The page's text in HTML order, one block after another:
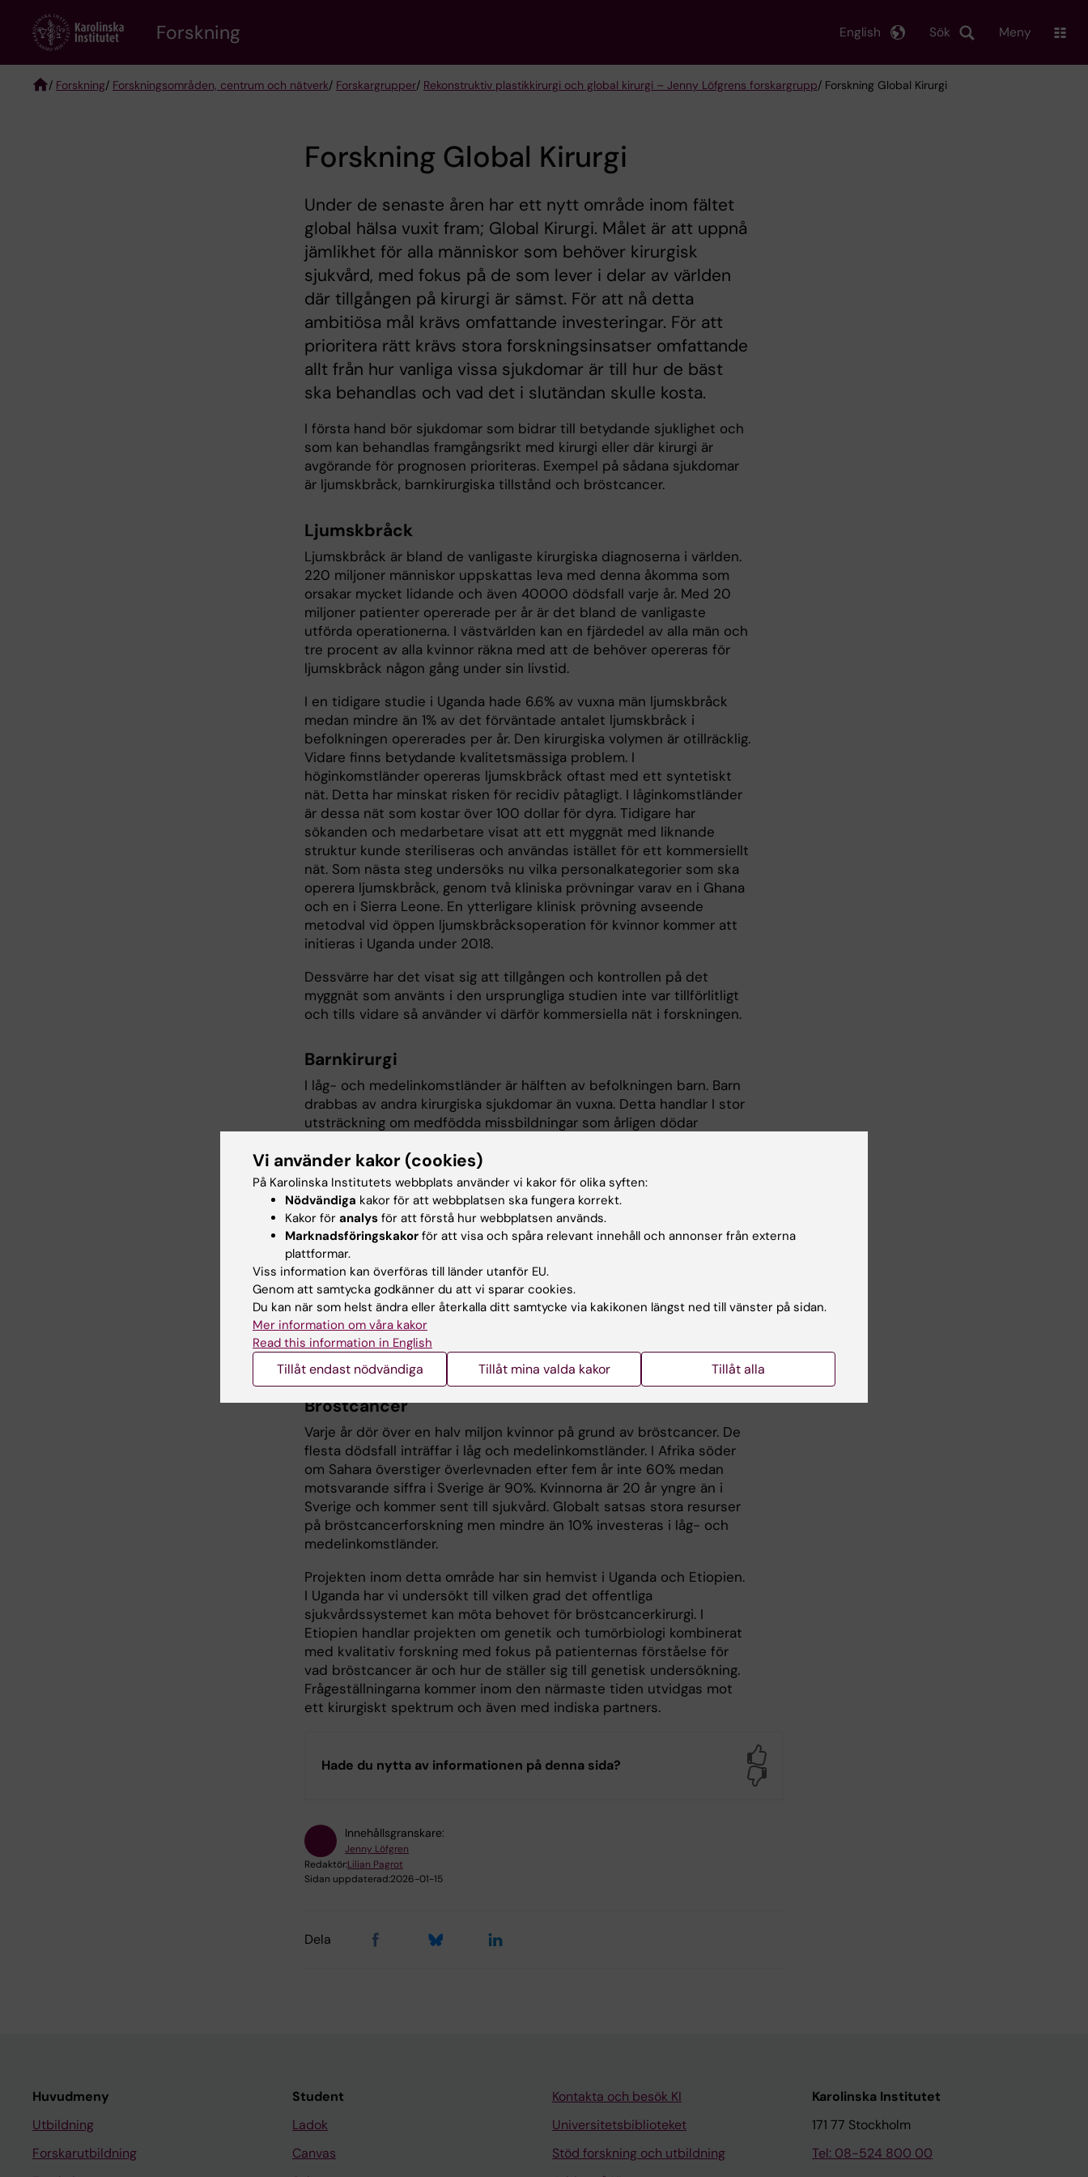
content
Forskning Sök
English Meny
/ Forskning/ Forskningsområden, centrum och nätverk/ Forskargrupper/ Rekonstruktiv plastikkirurgi och global kirurgi – Jenny Löfgrens forskargrupp/ Forskning Global Kirurgi
Forskning Global Kirurgi
Under de senaste åren har ett nytt område inom fältet
global hälsa vuxit fram; Global Kirurgi. Målet är att uppnå
jämlikhet för alla människor som behöver kirurgisk
sjukvård, med fokus på de som lever i delar av världen
där tillgången på kirurgi är sämst. För att nå detta
ambitiösa mål krävs omfattande investeringar. För att
prioritera rätt krävs stora forskningsinsatser omfattande
allt från hur vanliga vissa sjukdomar är till hur de bäst
ska behandlas och vad det i slutändan skulle kosta.
I första hand bör sjukdomar som bidrar till betydande sjuklighet och
som kan behandlas framgångsrikt med kirurgi eller där kirurgi är
avgörande för prognosen prioriteras. Exempel på sådana sjukdomar
är ljumskbråck, barnkirurgiska tillstånd och bröstcancer.
Ljumskbråck
Ljumskbråck är bland de vanligaste kirurgiska diagnoserna i världen.
220 miljoner människor uppskattas leva med denna åkomma som
orsakar mycket lidande och även 40000 dödsfall varje år. Med 20
miljoner patienter opererade per år är det bland de vanligaste
utförda operationerna. I västvärlden kan en fjärdedel av alla män och
tre procent av alla kvinnor räkna med att de behöver opereras för
ljumskbråck någon gång under sin livstid.
I en tidigare studie i Uganda hade 6.6% av vuxna män ljumskbråck
medan mindre än 1% av det förväntade antalet ljumskbråck i
befolkningen opererades per år. Den kirurgiska volymen är otillräcklig.
Vidare finns betydande kvalitetsmässiga problem. I
höginkomstländer opereras ljumskbråck oftast med ett syntetiskt
nät. Detta har minskat risken för recidiv påtagligt. I låginkomstländer
är dessa nät som kostar över 100 dollar för dyra. Tidigare har
sökanden och medarbetare visat att ett myggnät med liknande
struktur kunde steriliseras och användas istället för ett kommersiellt
nät. Som nästa steg undersöks nu vilka personalkategorier som ska
operera ljumskbråck, genom två kliniska prövningar varav en i Ghana
och en i Sierra Leone. En ytterligare klinisk prövning avseende
metodval vid öppen ljumskbråcksoperation för kvinnor kommer att
initieras i Uganda under 2018.
Dessvärre har det visat sig att tillgången och kontrollen på det
myggnät som använts i den ursprungliga studien inte var tillförlitligt
och tills vidare så använder vi därför kommersiella nät i forskningen.
Barnkirurgi
I låg- och medelinkomstländer är hälften av befolkningen barn. Barn
drabbas av andra kirurgiska sjukdomar än vuxna. Detta handlar I stor
utsträckning om medfödda missbildningar som årligen dödar
barnliv skulle kunna räddas och livslångt lidande skulle kunna
förebyggas genom kirurgi även i länder med begränsade resurser.
Den första doktoranden inom Global Kirurgi vid Karolinska Institutet
Dr Mary Margaret Ajiko, är allmänkirurg med intresse för barnkirurgi.
De barnkirurgiska projekten handlar om epidemiologi i relation till
kirurgisk produktivitet och icke tillgodosett behov för kirurgi bland
barn i en populationsbaserad. Hinder för tillgång till barnkirurgisk
vård undersöks genom en kvalitativ studie. Utfall efter kirurgi hos
barn kommer också undersökas och en eller två selekterade
interventioner för att minska mortalitet och morbiditet efter
barnkirurgi kommer prövas. Projekten genomförs i Uganda.
Bröstcancer
Varje år dör över en halv miljon kvinnor på grund av bröstcancer. De
flesta dödsfall inträffar i låg och medelinkomstländer. I Afrika söder
om Sahara överstiger överlevnaden efter fem år inte 60% medan
motsvarande siffra i Sverige är 90%. Kvinnorna är 20 år yngre än i
Sverige och kommer sent till sjukvård. Globalt satsas stora resurser
på bröstcancerforskning men mindre än 10% investeras i låg- och
medelinkomstländer.
Projekten inom detta område har sin hemvist i Uganda och Etiopien.
I Uganda har vi undersökt till vilken grad det offentliga
sjukvårdssystemet kan möta behovet för bröstcancerkirurgi. I
Etiopien handlar projekten om genetik och tumörbiologi kombinerat
med kvalitativ forskning med fokus på patienternas förståelse för
vad bröstcancer är och hur de ställer sig till genetisk undersökning.
Frågeställningarna kommer inom den närmaste tiden utvidgas mot
ett kirurgiskt spektrum och även med indiska partners.
Hade du nytta av informationen på denna sida?
Innehållsgranskare:
Jenny Löfgren
Redaktör:Lilian Pagrot
Sidan uppdaterad:2026-01-15
Dela
Huvudmeny
Utbildning
Forskarutbildning
Student
Ladok
Canvas
Kontakta och besök KI
Universitetsbiblioteket
Stöd forskning och utbildning
Karolinska Institutet
171 77 Stockholm
Tel: 08-524 800 00
Vi använder kakor (cookies)
På Karolinska Institutets webbplats använder vi kakor för olika syften:
Nödvändiga kakor för att webbplatsen ska fungera korrekt.
Kakor för analys för att förstå hur webbplatsen används.
Marknadsföringskakor för att visa och spåra relevant innehåll och annonser från externa
plattformar.
Viss information kan överföras till länder utanför EU.
Genom att samtycka godkänner du att vi sparar cookies.
Du kan när som helst ändra eller återkalla ditt samtycke via kakikonen längst ned till vänster på sidan.
Mer information om våra kakor
Read this information in English
Tillåt endast nödvändiga Tillåt mina valda kakor Tillåt alla